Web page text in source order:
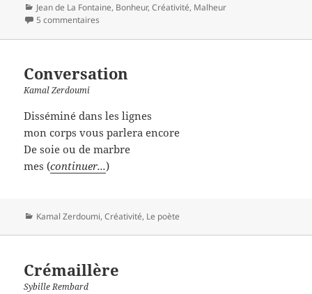
Catégories
Jean de La Fontaine, Bonheur,Créativité, Malheur
5 commentaires
Conversation
Kamal Zerdoumi
Disséminé dans les lignes
mon corps vous parlera encore
De soie ou de marbre
mes (continuer...)
Catégories
Kamal Zerdoumi,Créativité, Le poète
Crémaillère
Sybille Rembard